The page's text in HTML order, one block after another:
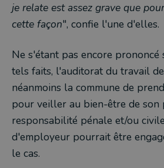
je relate est assez grave que
cette façon", confie l'une d'elles.
Ne s'étant pas encore prononcé
tels faits, l'auditorat du travail
néanmoins la commune de
pour veiller au bien-être de son
responsabilité pénale et/ou
d'employeur pourrait être
le cas.